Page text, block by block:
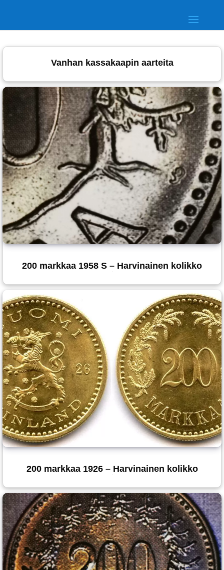
Vanhan kassakaapin aarteita
200 markkaa 1958 S – Harvinainen kolikko
200 markkaa 1926 – Harvinainen kolikko